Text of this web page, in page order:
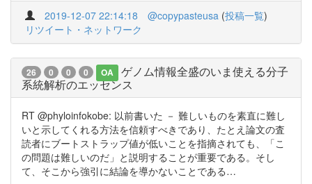
2019-12-07 22:14:18 @copypasteusa (投稿一覧)
リツイート・ネットワーク
26 0 0 0 OA
ゲノム情報全盛のいま使える分子
系統解析のエッセンス
RT @phyloinfokobe: 以前書いた － 難しいものを素直に難し
いと示してくれる方法を信頼すべきであり、たとえ論文の査
読者にブートストラップ値が低いことを指摘されても、「こ
の問題は難しいのだ」と説明することが重要である。そし
て、そこから強引に結論を導かないことである…